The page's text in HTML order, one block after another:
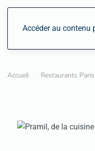
Accéder au contenu
Accueil Restaurants Paris